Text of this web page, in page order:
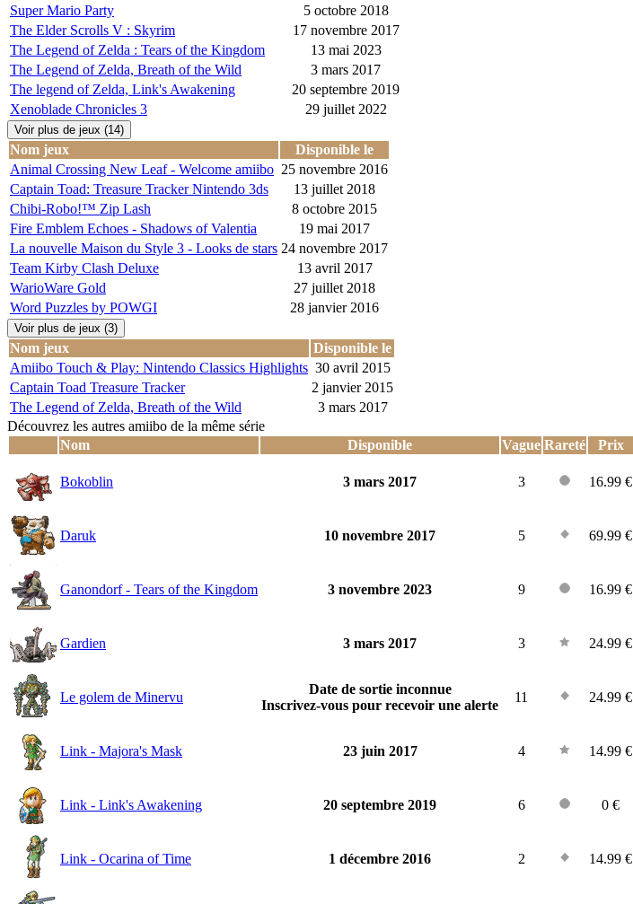
Super Mario Party
5 octobre 2018
The Elder Scrolls V : Skyrim
17 novembre 2017
The Legend of Zelda : Tears of the Kingdom
13 mai 2023
The Legend of Zelda, Breath of the Wild
3 mars 2017
The legend of Zelda, Link's Awakening
20 septembre 2019
Xenoblade Chronicles 3
29 juillet 2022
Voir plus de jeux (14)
Nom jeux
Disponible le
Animal Crossing New Leaf - Welcome amiibo 25 novembre 2016
Captain Toad: Treasure Tracker Nintendo 3ds
13 juillet 2018
Chibi-Robo!™ Zip Lash
8 octobre 2015
Fire Emblem Echoes - Shadows of Valentia
19 mai 2017
La nouvelle Maison du Style 3 - Looks de stars 24 novembre 2017
Team Kirby Clash Deluxe
13 avril 2017
WarioWare Gold
27 juillet 2018
Word Puzzles by POWGI
28 janvier 2016
Voir plus de jeux (3)
Nom jeux
Disponible le
Amiibo Touch & Play: Nintendo Classics Highlights 30 avril 2015
Captain Toad Treasure Tracker
2 janvier 2015
The Legend of Zelda, Breath of the Wild
3 mars 2017
Découvrez les autres amiibo de la même série
Nom
Disponible Vague Rareté Prix
Bokoblin 3 mars 2017 3 16.99 €
Daruk 10 novembre 2017 5 69.99 €
Ganondorf - Tears of the Kingdom 3 novembre 2023 9 16.99 €
Gardien 3 mars 2017 3 24.99 €
Le golem de Minervu
Date de sortie inconnue
Inscrivez-vous pour recevoir une alerte
11 24.99 €
Link - Majora's Mask 23 juin 2017 4 14.99 €
Link - Link's Awakening 20 septembre 2019 6 0 €
Link - Ocarina of Time 1 décembre 2016 2 14.99 €